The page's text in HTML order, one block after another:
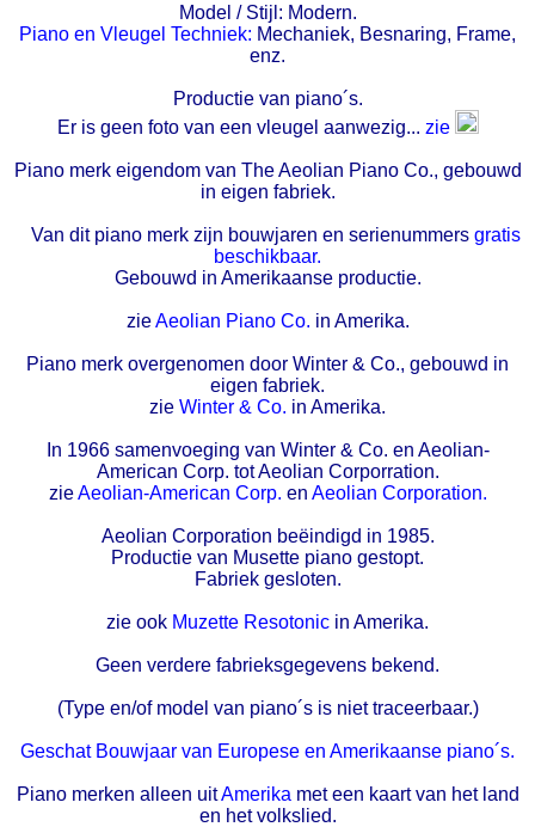
Model / Stijl: Modern.
Piano en Vleugel Techniek: Mechaniek, Besnaring, Frame,
enz.
Productie van piano´s.
Er is geen foto van een vleugel aanwezig... zie
Piano merk eigendom van The Aeolian Piano Co., gebouwd
in eigen fabriek.
Van dit piano merk zijn bouwjaren en serienummers gratis
beschikbaar.
Gebouwd in Amerikaanse productie.
zieAeolian Piano Co. in Amerika.
Piano merk overgenomen door Winter & Co., gebouwd in
eigen fabriek.
zie Winter & Co. in Amerika.
In 1966 samenvoeging van Winter & Co. en Aeolian-
American Corp. tot Aeolian Corporration.
zieAeolian-American Corp. en Aeolian Corporation.
Aeolian Corporation beëindigd in 1985.
Productie van Musette piano gestopt.
Fabriek gesloten.
zie ook Muzette Resotonic in Amerika.
Geen verdere fabrieksgegevens bekend.
(Type en/of model van piano´s is niet traceerbaar.)
Geschat Bouwjaar van Europese en Amerikaanse piano´s.
Piano merken alleen uitAmerika met een kaart van het land
en het volkslied.